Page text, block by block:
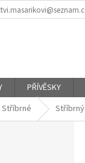
PŘÍVĚSKY
Stříbrné Stříbrný